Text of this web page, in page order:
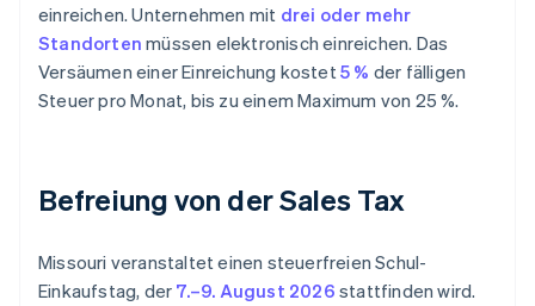
einreichen. Unternehmen mit drei oder mehr
Standorten müssen elektronisch einreichen. Das
Versäumen einer Einreichung kostet5 % der fälligen
Steuer pro Monat, bis zu einem Maximum von 25 %.
Befreiung von der Sales Tax
Missouri veranstaltet einen steuerfreien Schul-
Einkaufstag, der 7.–9. August 2026 stattfinden wird.